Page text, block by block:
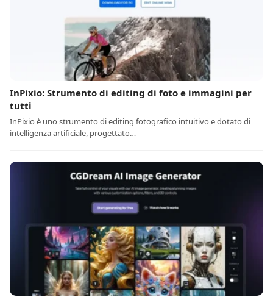
InPixio: Strumento di editing di foto e immagini per
tutti
InPixio è uno strumento di editing fotografico intuitivo e dotato di
intelligenza artificiale, progettato…